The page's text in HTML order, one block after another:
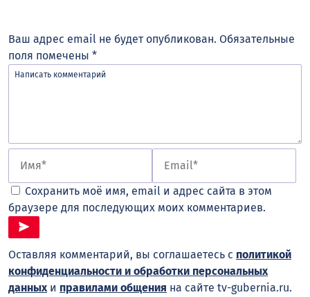
Ваш адрес email не будет опубликован. Обязательные
поля помечены *
Сохранить моё имя, email и адрес сайта в этом
браузере для последующих моих комментариев.
Оставляя комментарий, вы соглашаетесь с политикой
конфиденциальности и обработки персональных
данныхи правилами общения на сайте tv-gubernia.ru.